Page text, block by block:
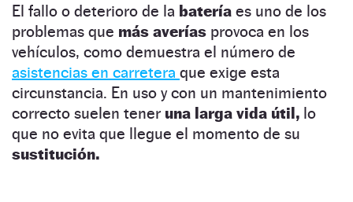
El fallo o deterioro de la batería es uno de los
problemas que más averías provoca en los
vehículos, como demuestra el número de
asistencias en carretera que exige esta
circunstancia. En uso y con un mantenimiento
correcto suelen tener una larga vida útil, lo
que no evita que llegue el momento de su
sustitución.